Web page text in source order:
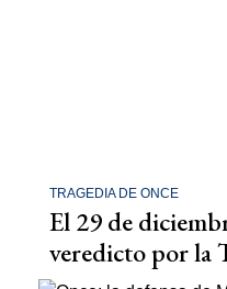
TRAGEDIA DE ONCE
El 29 de
veredicto por la